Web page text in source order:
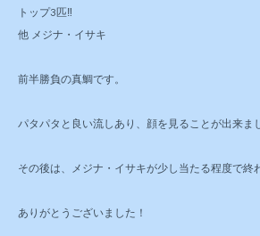
トップ3匹‼️
他 メジナ・イサキ
前半勝負の真鯛です。
パタパタと良い流しあり、顔を見ることが出来ま
その後は、メジナ・イサキが少し当たる程度で終
ありがとうございました！